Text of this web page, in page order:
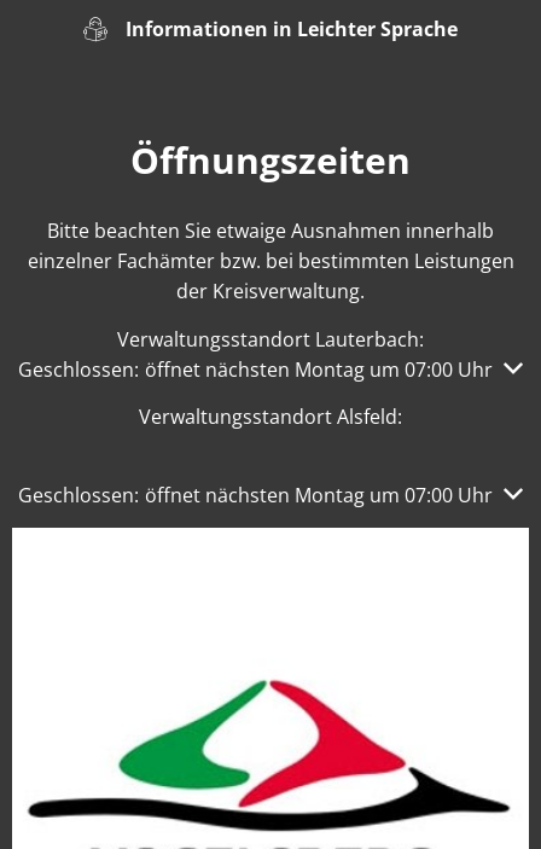
Informationen in Leichter Sprache
Öffnungszeiten
Bitte beachten Sie etwaige Ausnahmen innerhalb
einzelner Fachämter bzw. bei bestimmten Leistungen
der Kreisverwaltung.
Verwaltungsstandort Lauterbach:
Klicken, um weitere Öffnungs- oder Schließzeiten
Geschlossen: öffnet nächsten Montag um 07:00 Uhr
Verwaltungsstandort Alsfeld:
Klicken, um weitere Öffnungs- oder Schließzeiten
Geschlossen: öffnet nächsten Montag um 07:00 Uhr